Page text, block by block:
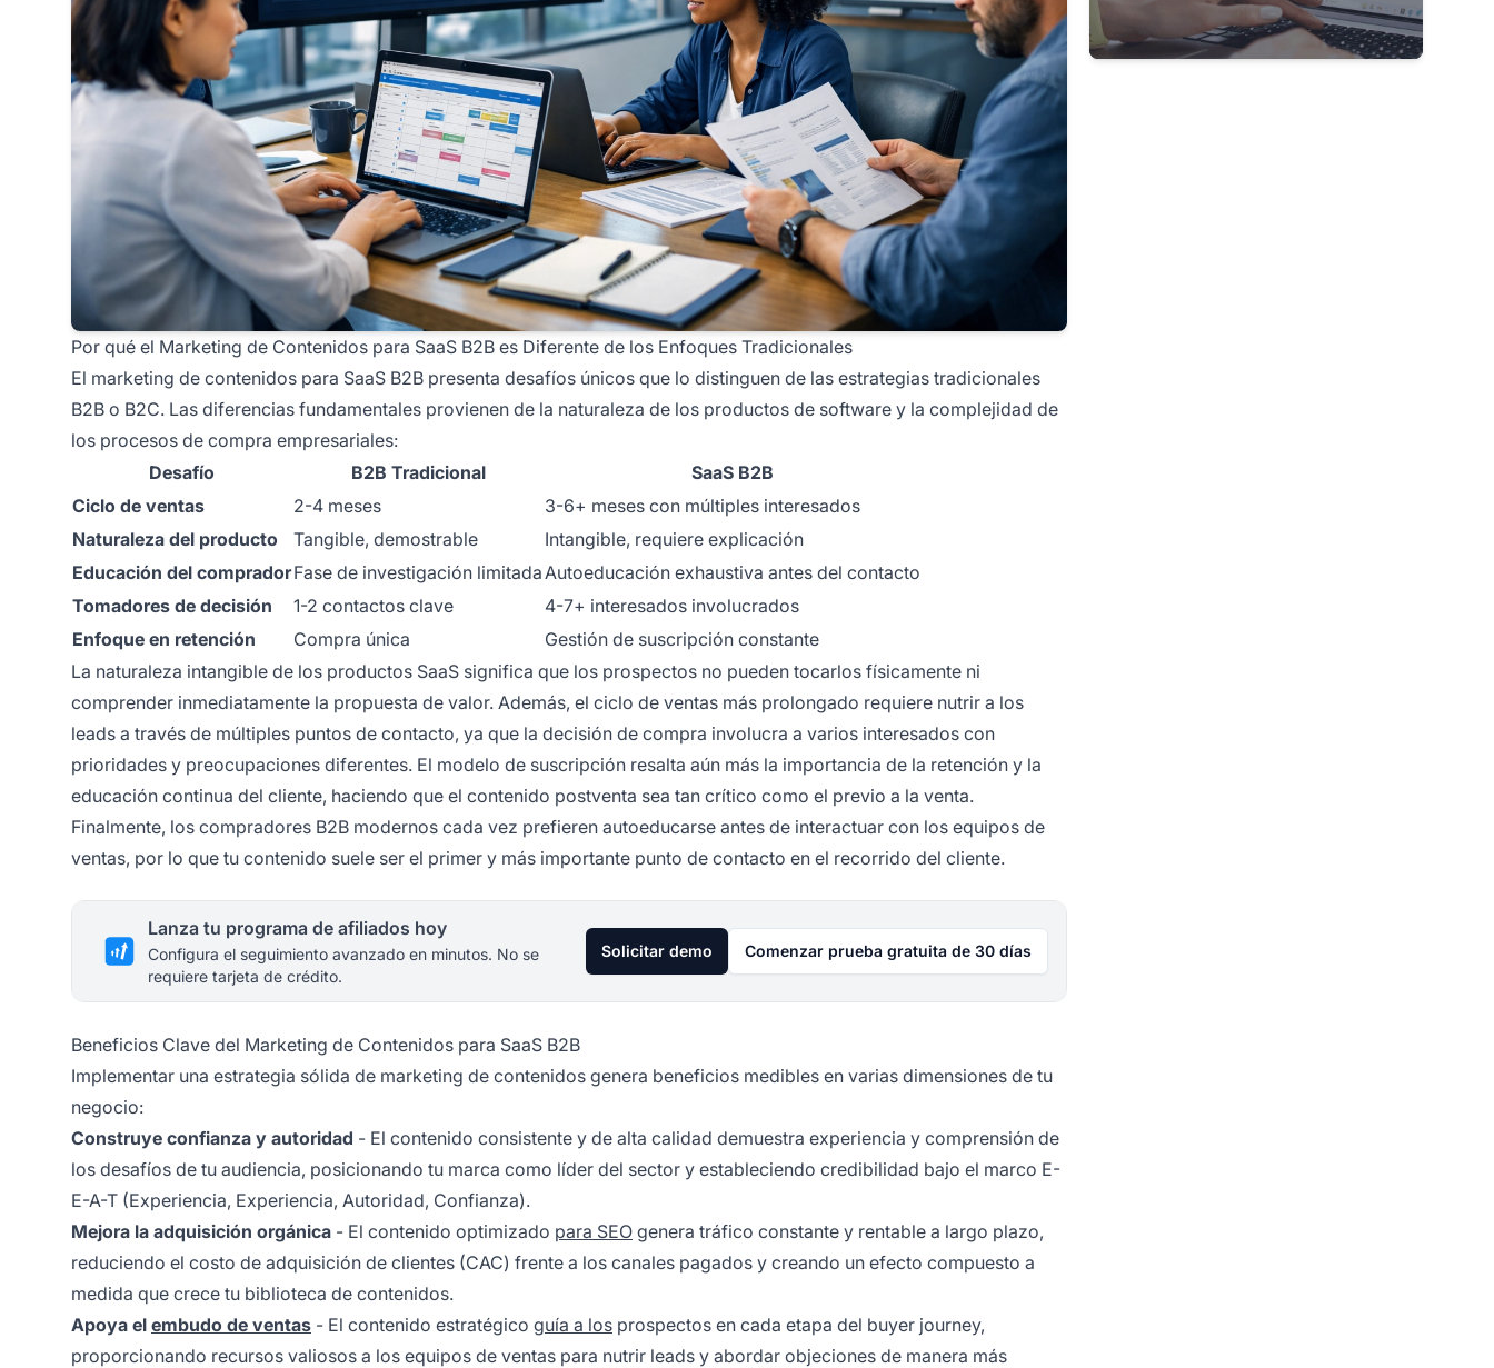
Por qué el Marketing de Contenidos para SaaS B2B es Diferente de los Enfoques Tradicionales
El marketing de contenidos para SaaS B2B presenta desafíos únicos que lo distinguen de las estrategias tradicionales
B2B o B2C. Las diferencias fundamentales provienen de la naturaleza de los productos de software y la complejidad de
los procesos de compra empresariales:
Desafío
B2B Tradicional
SaaS B2B
Ciclo de ventas
2-4 meses
3-6+ meses con múltiples interesados
Naturaleza del producto
Tangible, demostrable
Intangible, requiere explicación
Educación del compradorFase de investigación limitada Autoeducación exhaustiva antes del contacto
Tomadores de decisión
1-2 contactos clave
4-7+ interesados involucrados
Enfoque en retención
Compra única
Gestión de suscripción constante
La naturaleza intangible de los productos SaaS significa que los prospectos no pueden tocarlos físicamente ni
comprender inmediatamente la propuesta de valor. Además, el ciclo de ventas más prolongado requiere nutrir a los
leads a través de múltiples puntos de contacto, ya que la decisión de compra involucra a varios interesados con
prioridades y preocupaciones diferentes. El modelo de suscripción resalta aún más la importancia de la retención y la
educación continua del cliente, haciendo que el contenido postventa sea tan crítico como el previo a la venta.
Finalmente, los compradores B2B modernos cada vez prefieren autoeducarse antes de interactuar con los equipos de
ventas, por lo que tu contenido suele ser el primer y más importante punto de contacto en el recorrido del cliente.
Lanza tu programa de afiliados hoy
Configura el seguimiento avanzado en minutos. No se
requiere tarjeta de crédito.
Solicitar demo Comenzar prueba gratuita de 30 días
Beneficios Clave del Marketing de Contenidos para SaaS B2B
Implementar una estrategia sólida de marketing de contenidos genera beneficios medibles en varias dimensiones de tu
negocio:
Construye confianza y autoridad - El contenido consistente y de alta calidad demuestra experiencia y comprensión de
los desafíos de tu audiencia, posicionando tu marca como líder del sector y estableciendo credibilidad bajo el marco E-
E-A-T (Experiencia, Experiencia, Autoridad, Confianza).
Mejora la adquisición orgánica - El contenido optimizado para SEO genera tráfico constante y rentable a largo plazo,
reduciendo el costo de adquisición de clientes (CAC) frente a los canales pagados y creando un efecto compuesto a
medida que crece tu biblioteca de contenidos.
Apoya el embudo de ventas - El contenido estratégico guía a los prospectos en cada etapa del buyer journey,
proporcionando recursos valiosos a los equipos de ventas para nutrir leads y abordar objeciones de manera más